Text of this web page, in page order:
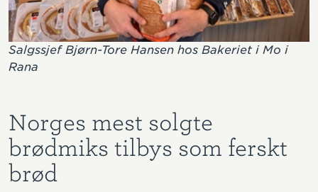
Salgssjef Bjørn-Tore Hansen hos Bakeriet i Mo i
Rana
Norges mest solgte
brødmiks tilbys som ferskt
brød